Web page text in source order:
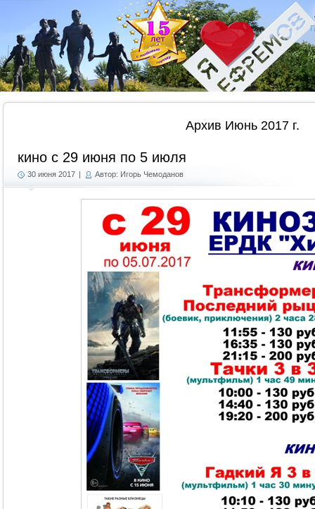
Архив Июнь 2017 г.
кино с 29 июня по 5 июля
30 июня 2017 | Автор: Игорь Чемоданов